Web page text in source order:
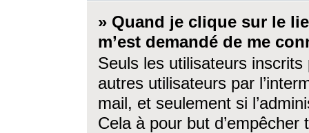
» Quand je clique sur le
m’est demandé de me
Seuls les utilisateurs
autres utilisateurs par
mail, et seulement si
Cela à pour but